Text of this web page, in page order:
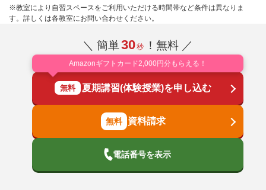
※教室により自習スペースをご利用いただける時間帯など条件は異なりま
す。詳しくは各教室にお問い合わせください。
＼ 簡単30秒 ！無料 ／
Amazonギフトカード2,000円分もらえる！
無料 夏期講習(体験授業)を申し込む
資料請求
電話番号を表示